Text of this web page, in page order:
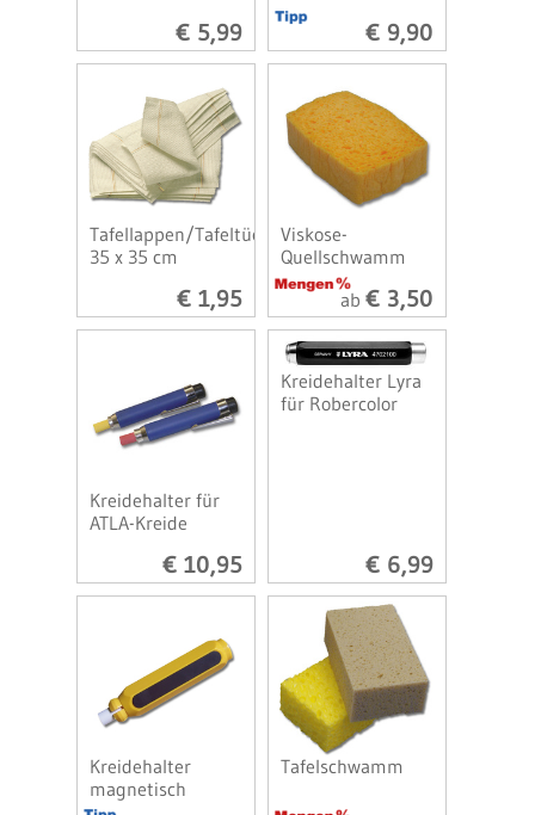
€ 5,99 € 9,90
Tafellappen/Tafeltücher
35 x 35 cm
€ 1,95
Viskose-
Quellschwamm
ab € 3,50
Kreidehalter für
ATLA-Kreide
€ 10,95
Kreidehalter Lyra
für Robercolor
€ 6,99
Kreidehalter
magnetisch
Tafelschwamm